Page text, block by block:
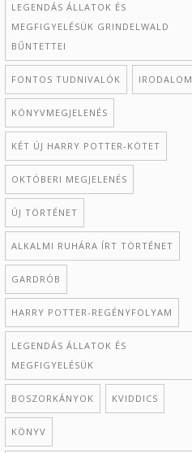
LEGENDÁS ÁLLATOK ÉS
MEGFIGYELÉSÜK GRINDELWALD
BŰNTETTEI
FONTOS TUDNIVALÓK IRODALOM
KÖNYVMEGJELENÉS
KÉT ÚJ HARRY POTTER-KÖTET
OKTÓBERI MEGJELENÉS
ÚJ TÖRTÉNET
ALKALMI RUHÁRA ÍRT TÖRTÉNET
GARDRÓB
HARRY POTTER-REGÉNYFOLYAM
LEGENDÁS ÁLLATOK ÉS
MEGFIGYELÉSÜK
BOSZORKÁNYOK KVIDDICS
KÖNYV